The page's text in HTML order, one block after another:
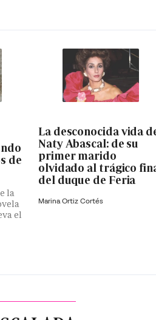
de
la
el
La desconocida vida
Naty Abascal: de su
primer marido
olvidado al trágico
del duque de Feria
Marina Ortiz Cortés